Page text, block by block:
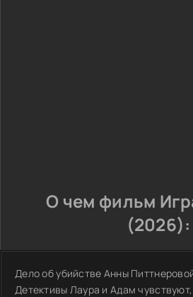
О чем фильм
(2026):
Дело об убийстве Анны
Детективы Лаура и Адам